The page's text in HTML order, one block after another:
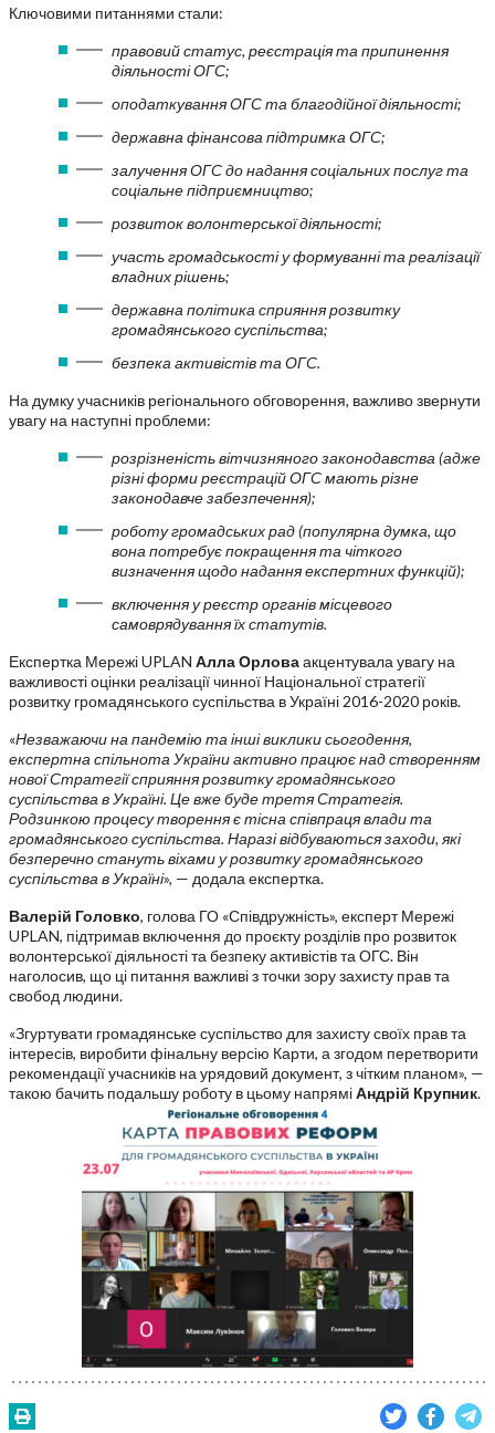
Ключовими питаннями стали:
правовий статус, реєстрація та припинення
діяльності ОГС;
оподаткування ОГС та благодійної діяльності;
державна фінансова підтримка ОГС;
залучення ОГС до надання соціальних послуг та
соціальне підприємництво;
розвиток волонтерської діяльності;
участь громадськості у формуванні та реалізації
владних рішень;
державна політика сприяння розвитку
громадянського суспільства;
безпека активістів та ОГС.
На думку учасників регіонального обговорення, важливо звернути
увагу на наступні проблеми:
розрізненість вітчизняного законодавства (адже
різні форми реєстрацій ОГС мають різне
законодавче забезпечення);
роботу громадських рад (популярна думка, що
вона потребує покращення та чіткого
визначення щодо надання експертних функцій);
включення у реєстр органів місцевого
самоврядування їх статутів.
Експертка Мережі UPLAN Алла Орловаакцентувала увагу на
важливості оцінки реалізації чинної Національної стратегії
розвитку громадянського суспільства в Україні 2016-2020 років.
«Незважаючи на пандемію та інші виклики сьогодення,
експертна спільнота України активно працює над створенням
нової Стратегії сприяння розвитку громадянського
суспільства в Україні. Це вже буде третя Стратегія.
Родзинкою процесу творення є тісна співпраця влади та
громадянського суспільства. Наразі відбуваються заходи, які
безперечно стануть віхами у розвитку громадянського
суспільства в Україні», — додала експертка.
Валерій Головко, голова ГО «Співдружність», експерт Мережі
UPLAN, підтримав включення до проєкту розділів про розвиток
волонтерської діяльності та безпеку активістів та ОГС. Він
наголосив, що ці питання важливі з точки зору захисту прав та
свобод людини.
«Згуртувати громадянське суспільство для захисту своїх прав та
інтересів, виробити фінальну версію Карти, а згодом перетворити
рекомендації учасників на урядовий документ, з чітким планом», —
такою бачить подальшу роботу в цьому напряміАндрій Крупник.